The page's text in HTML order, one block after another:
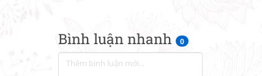
Bình luận nhanh 0